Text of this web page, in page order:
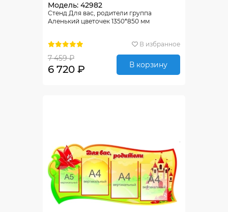
Модель: 42982
Стенд Для вас, родители группа
Аленький цветочек 1350*850 мм
В избранное
7 459 ₽
6 720 ₽ В корзину